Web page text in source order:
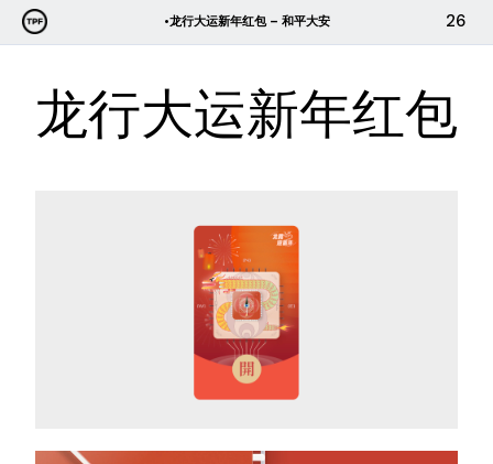
跳
至
•龙行大运新年红包 – 和平大安 26
龙行大运新年红包